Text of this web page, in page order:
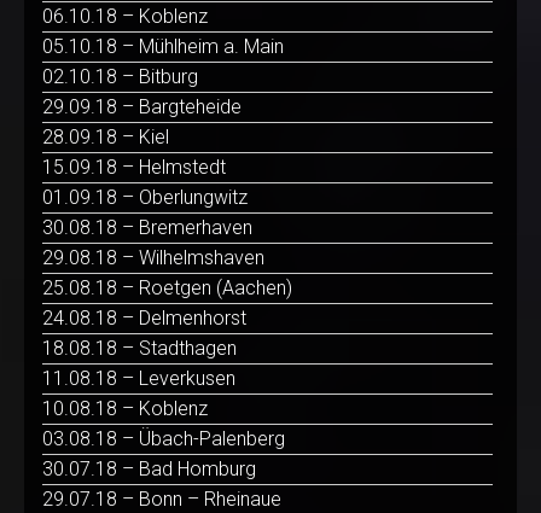
06.10.18 – Koblenz
05.10.18 – Mühlheim a. Main
02.10.18 – Bitburg
29.09.18 – Bargteheide
28.09.18 – Kiel
15.09.18 – Helmstedt
01.09.18 – Oberlungwitz
30.08.18 – Bremerhaven
29.08.18 – Wilhelmshaven
25.08.18 – Roetgen (Aachen)
24.08.18 – Delmenhorst
18.08.18 – Stadthagen
11.08.18 – Leverkusen
10.08.18 – Koblenz
03.08.18 – Übach-Palenberg
30.07.18 – Bad Homburg
29.07.18 – Bonn – Rheinaue